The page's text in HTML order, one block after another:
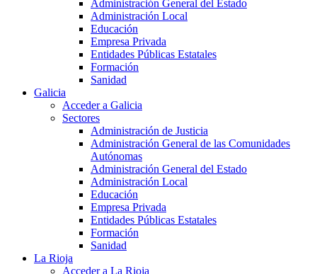
Administración General del Estado
Administración Local
Educación
Empresa Privada
Entidades Públicas Estatales
Formación
Sanidad
Galicia
Acceder a Galicia
Sectores
Administración de Justicia
Administración General de las Comunidades
Autónomas
Administración General del Estado
Administración Local
Educación
Empresa Privada
Entidades Públicas Estatales
Formación
Sanidad
La Rioja
Acceder a La Rioja